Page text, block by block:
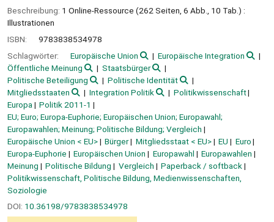
Beschreibung: 1 Online-Ressource (262 Seiten, 6 Abb., 10 Tab.) :
Illustrationen
ISBN:
9783838534978
Schlagwörter:
Europäische Union
Europäische Integration
Öffentliche Meinung
Staatsbürger
Politische Beteiligung
Politische Identität
Mitgliedsstaaten
Integration Politik
Politikwissenschaft
Europa
Politik 2011-1
EU; Euro; Europa-Euphorie; Europäischen Union; Europawahl;
Europawahlen; Meinung; Politische Bildung; Vergleich
Europäische Union < EU>
Bürger Mitgliedsstaat < EU> EU
Euro
Europa-Euphorie
Europäischen Union Europawahl
Europawahlen
Meinung
Politische Bildung Vergleich
Paperback / softback
Politikwissenschaft, Politische Bildung, Medienwissenschaften,
Soziologie
DOI: 10.36198/9783838534978